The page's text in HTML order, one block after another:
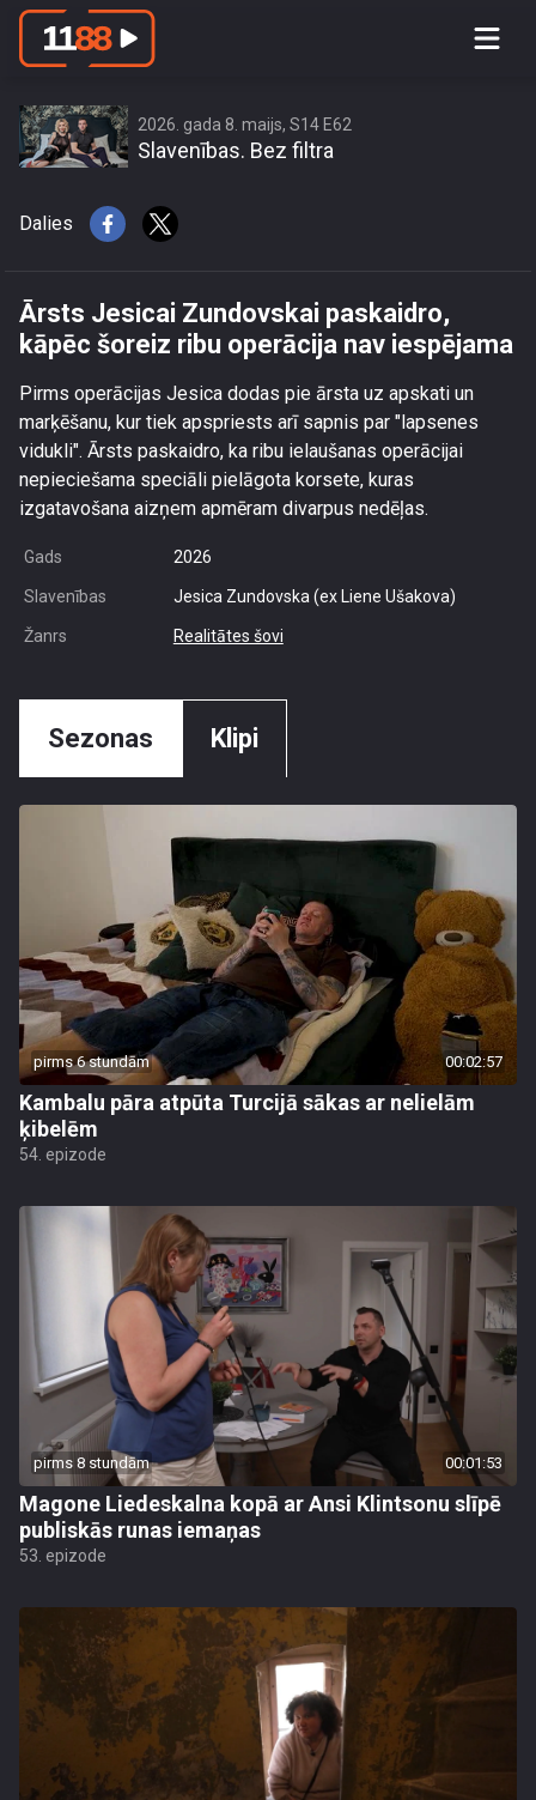
Ārsts Jesicai Zundovskai paskaidro,
2026. gada 8. maijs, S14 E62
Slavenības. Bez filtra
Dalies
Ārsts Jesicai Zundovskai paskaidro,
kāpēc šoreiz ribu operācija nav iespējama
Pirms operācijas Jesica dodas pie ārsta uz apskati un
marķēšanu, kur tiek apspriests arī sapnis par "lapsenes
vidukli". Ārsts paskaidro, ka ribu ielaušanas operācijai
nepieciešama speciāli pielāgota korsete, kuras
izgatavošana aizņem apmēram divarpus nedēļas.
Gads 2026
Slavenības Jesica Zundovska (ex Liene Ušakova)
Žanrs Realitātes šovi
Sezonas Klipi
pirms 6 stundām 00:02:57
Kambalu pāra atpūta Turcijā sākas ar nelielām
ķibelēm
54. epizode
pirms 8 stundām 00:01:53
Magone Liedeskalna kopā ar Ansi Klintsonu slīpē
publiskās runas iemaņas
53. epizode